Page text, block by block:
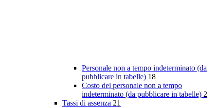
Personale non a tempo indeterminato (da
pubblicare in tabelle) 18
Costo del personale non a tempo
indeterminato (da pubblicare in tabelle) 2
Tassi di assenza 21